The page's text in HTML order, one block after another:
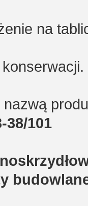
na
nazwą
38/101